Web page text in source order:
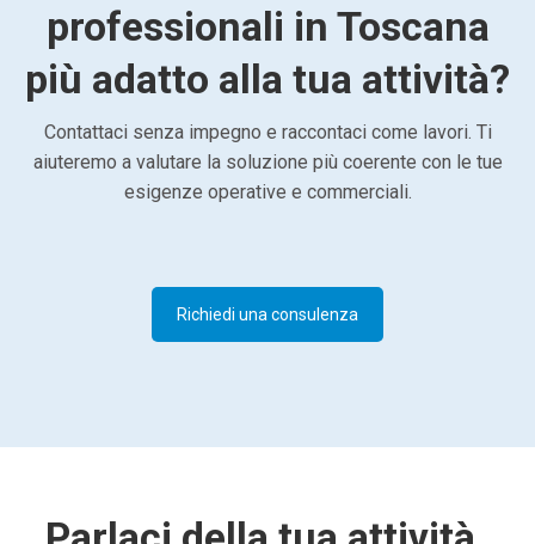
professionali in Toscana
più adatto alla tua attività?
Contattaci senza impegno e raccontaci come lavori. Ti
aiuteremo a valutare la soluzione più coerente con le tue
esigenze operative e commerciali.
Richiedi una consulenza